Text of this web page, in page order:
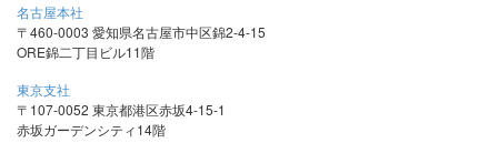
名古屋本社
〒460-0003 愛知県名古屋市中区錦2-4-15
ORE錦二丁目ビル11階
東京支社
〒107-0052 東京都港区赤坂4-15-1
赤坂ガーデンシティ14階